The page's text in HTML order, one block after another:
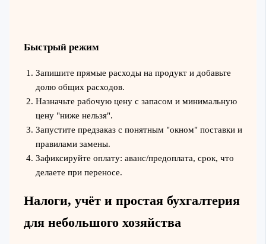
Быстрый режим
Запишите прямые расходы на продукт и добавьте
долю общих расходов.
Назначьте рабочую цену с запасом и минимальную
цену "ниже нельзя".
Запустите предзаказ с понятным "окном" поставки и
правилами замены.
Зафиксируйте оплату: аванс/предоплата, срок, что
делаете при переносе.
Налоги, учёт и простая бухгалтерия
для небольшого хозяйства